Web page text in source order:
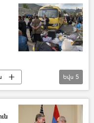
Ղարաբաղ
Եվս 5